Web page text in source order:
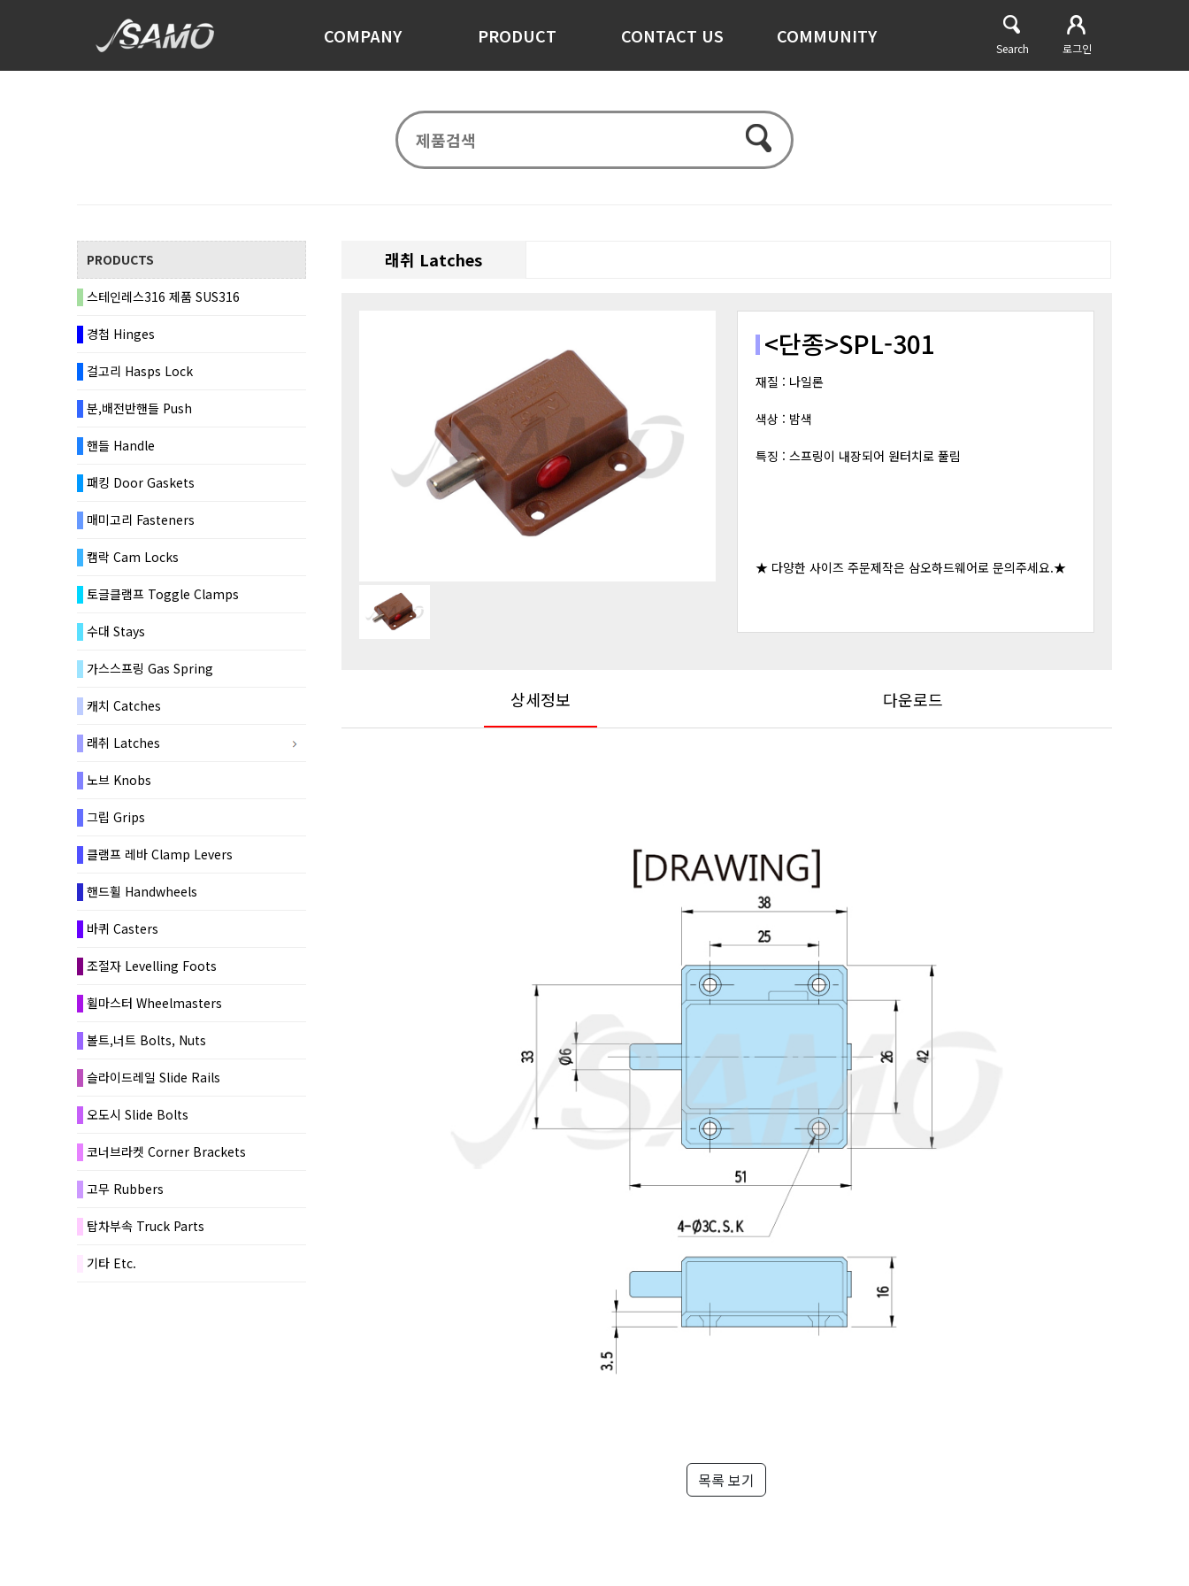
Search 로그인
COMPANY PRODUCT CONTACT US COMMUNITY
PRODUCTS
스테인레스316 제품 SUS316
경첩 Hinges
걸고리 Hasps Lock
분,배전반핸들 Push
핸들 Handle
패킹 Door Gaskets
매미고리 Fasteners
캠락 Cam Locks
토글클램프 Toggle Clamps
수대 Stays
가스스프링 Gas Spring
캐치 Catches
래취 Latches
노브 Knobs
그립 Grips
클램프 레바 Clamp Levers
핸드휠 Handwheels
바퀴 Casters
조절자 Levelling Foots
휠마스터 Wheelmasters
볼트,너트 Bolts, Nuts
슬라이드레일 Slide Rails
오도시 Slide Bolts
코너브라켓 Corner Brackets
고무 Rubbers
탑차부속 Truck Parts
기타 Etc.
래취 Latches
<단종>SPL-301
재질 : 나일론
색상 : 밤색
특징 : 스프링이 내장되어 원터치로 풀림
★ 다양한 사이즈 주문제작은 삼오하드웨어로 문의주세요.★
상세정보 다운로드
목록 보기